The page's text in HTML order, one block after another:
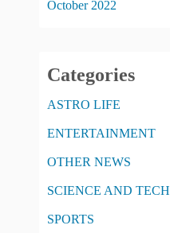
October 2022
Categories
ASTRO LIFE
ENTERTAINMENT
OTHER NEWS
SCIENCE AND TECH
SPORTS